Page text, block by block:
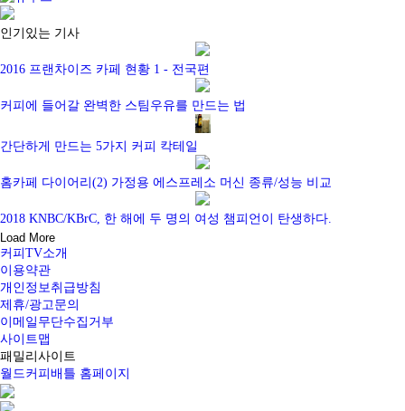
인기있는 기사
2016 프랜차이즈 카페 현황 1 - 전국편
커피에 들어갈 완벽한 스팀우유를 만드는 법
간단하게 만드는 5가지 커피 칵테일
홈카페 다이어리(2) 가정용 에스프레소 머신 종류/성능 비교
2018 KNBC/KBrC, 한 해에 두 명의 여성 챔피언이 탄생하다.
Load More
커피TV소개
이용약관
개인정보취급방침
제휴/광고문의
이메일무단수집거부
사이트맵
패밀리사이트
월드커피배틀 홈페이지